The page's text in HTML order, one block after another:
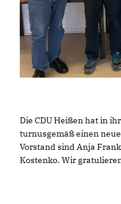
Die CDU Heißen hat in
turnusgemäß einen
Vorstand sind Anja
Kostenko. Wir